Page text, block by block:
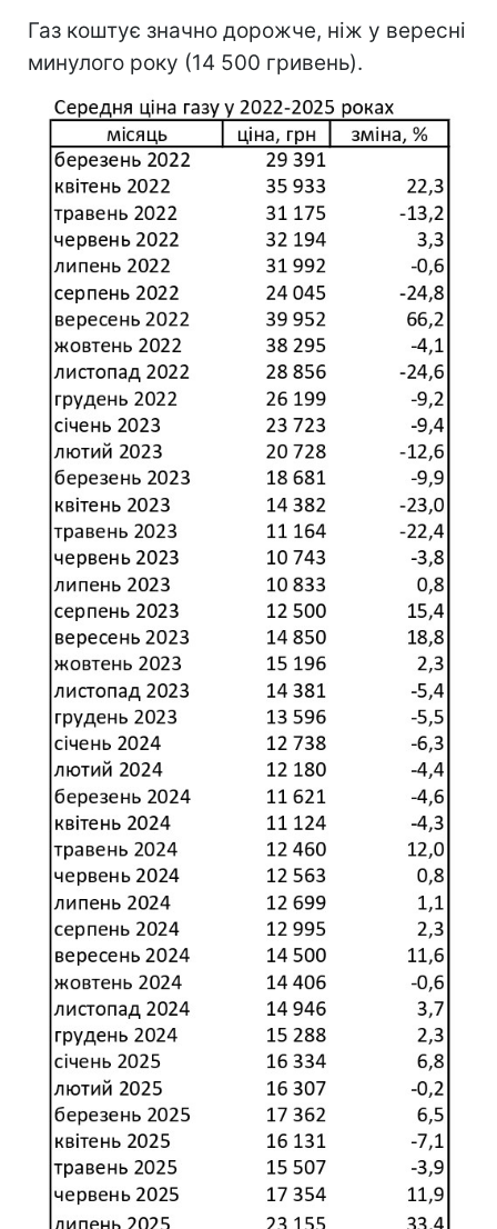
Газ коштує значно дорожче, ніж у вересні
минулого року (14 500 гривень).